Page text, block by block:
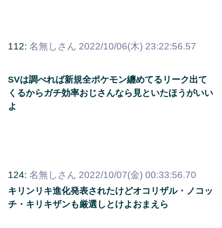
112: 名無しさん 2022/10/06(木) 23:22:56.57
SVは調べれば新規全ポケモン纏めてるリーク出て
くるからガチ効率おじさんなら見といたほうがいい
よ
124: 名無しさん 2022/10/07(金) 00:33:56.70
キリンリキ進化発表されたけどオコリザル・ノコッ
チ・キリキザンも厳選しとけよおまえら